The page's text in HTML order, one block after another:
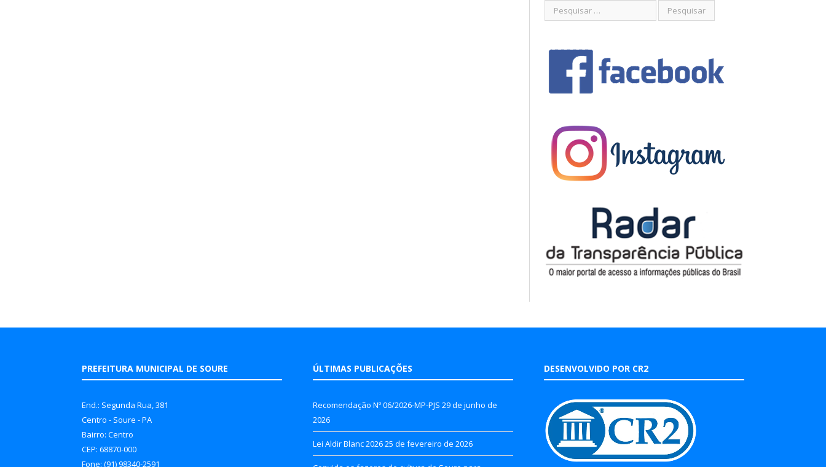
PREFEITURA MUNICIPAL DE SOURE
End.: Segunda Rua, 381
Centro - Soure - PA
Bairro: Centro
CEP: 68870-000
Fone: (91) 98340-2591
ÚLTIMAS PUBLICAÇÕES
Recomendação Nº 06/2026-MP-PJS 29 de junho de
2026
Lei Aldir Blanc 202625 de fevereiro de 2026
DESENVOLVIDO POR CR2